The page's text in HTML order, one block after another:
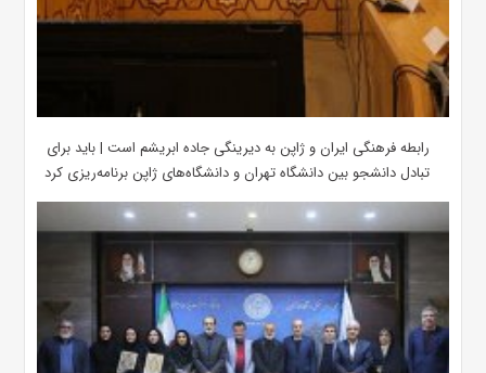
رابطه فرهنگی ایران و ژاپن به دیرینگی جاده ابریشم است | باید برای
تبادل دانشجو بین دانشگاه تهران و دانشگاه‌های ژاپن برنامه‌ریزی کرد